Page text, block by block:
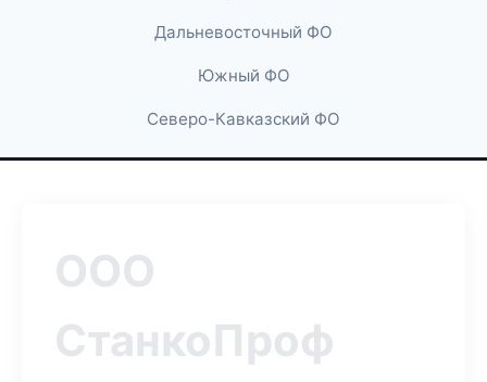
Дальневосточный ФО
Южный ФО
Северо-Кавказский ФО
ООО
СтанкоПроф